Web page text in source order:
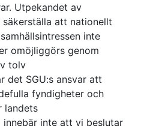
Utpekandet av
att nationellt
inte
omöjliggörs genom
tolv
det SGU:s ansvar att
fyndigheter och
landets
inte att vi beslutar